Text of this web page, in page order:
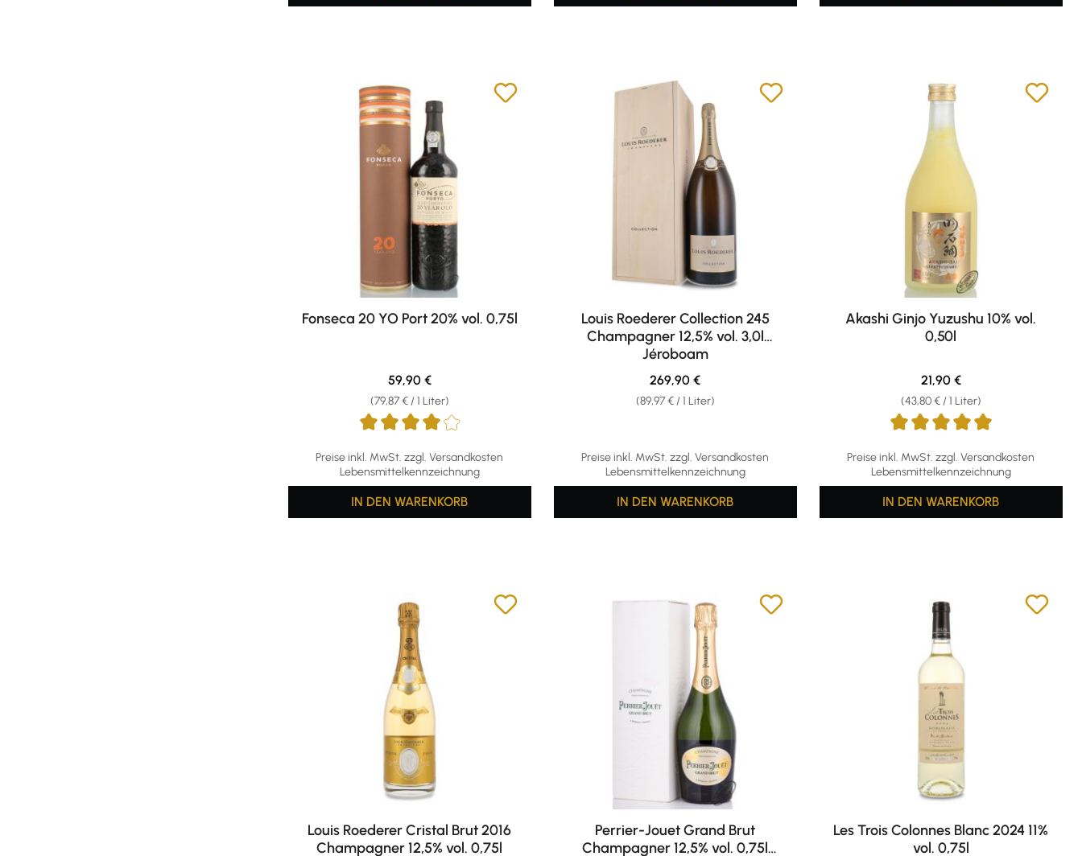
Fonseca 20 YO Port 20% vol. 0,75l
Preise inkl. MwSt. zzgl. Versandkosten
Lebensmittelkennzeichnung
(79,87 € / 1 Liter)
Regulärer Preis:
59,90 €
IN DEN WARENKORB
Louis Roederer Collection 245
Champagner 12,5% vol. 3,0l
Jéroboam
Preise inkl. MwSt. zzgl. Versandkosten
Lebensmittelkennzeichnung
(89,97 € / 1 Liter)
Regulärer Preis:
269,90 €
IN DEN WARENKORB
Akashi Ginjo Yuzushu 10% vol.
0,50l
Preise inkl. MwSt. zzgl. Versandkosten
Lebensmittelkennzeichnung
(43,80 € / 1 Liter)
Regulärer Preis:
21,90 €
IN DEN WARENKORB
Louis Roederer Cristal Brut 2016
Champagner 12,5% vol. 0,75l
Perrier-Jouet Grand Brut
Champagner 12,5% vol. 0,75l
Les Trois Colonnes Blanc 2024 11%
vol. 0,75l